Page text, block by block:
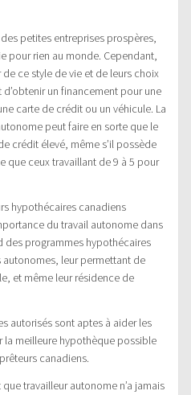
petites entreprises prospères,
pour rien au monde. Cependant,
ce style de vie et de leurs choix
un financement pour une
carte de crédit ou un véhicule. La
peut faire en sorte que le
crédit élevé, même s’il possède
que ceux travaillant de 9 à 5 pour
hypothécaires canadiens
du travail autonome dans
des programmes hypothécaires
autonomes, leur permettant de
et même leur résidence de
autorisés sont aptes à aider les
meilleure hypothèque possible
canadiens.
travailleur autonome n’a jamais